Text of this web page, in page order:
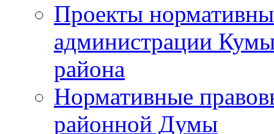
Проекты
администрации
района
Нормативные
районной Думы